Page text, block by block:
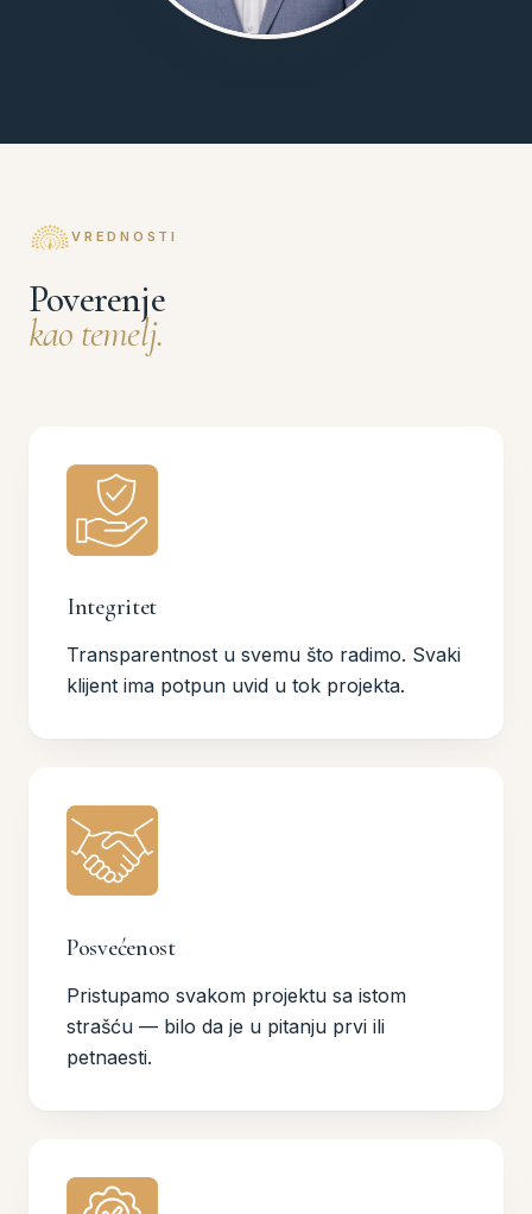
VREDNOSTI
Poverenje
kao temelj.
Integritet
Transparentnost u svemu što radimo. Svaki
klijent ima potpun uvid u tok projekta.
Posvećenost
Pristupamo svakom projektu sa istom
strašću — bilo da je u pitanju prvi ili
petnaesti.